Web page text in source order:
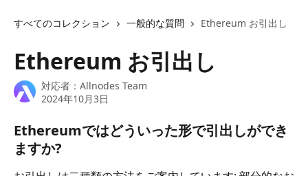
すべてのコレクション 一般的な質問 Ethereum お引出し
Ethereum お引出し
対応者： Allnodes Team
2024年10月3日
Ethereumではどういった形で引出しができ
ますか?